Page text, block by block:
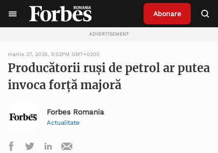
Abonare
ADVERTISEMENT
martie 27, 2026, 5:02PM GMT+0200
Producătorii ruși de petrol ar putea
invoca forță majoră
Forbes Romania
Actualitate